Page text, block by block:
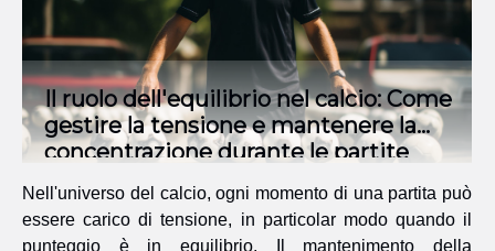
Il ruolo dell'equilibrio nel calcio: Come
gestire la tensione e mantenere la
concentrazione durante le partite
Nell'universo del calcio, ogni momento di una partita può
essere carico di tensione, in particolar modo quando il
punteggio è in equilibrio. Il mantenimento della